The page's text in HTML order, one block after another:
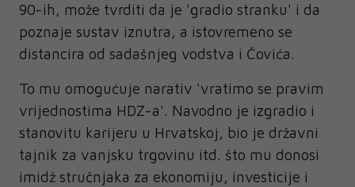
90-ih, može tvrditi da je 'gradio stranku' i da
poznaje sustav iznutra, a istovremeno se
distancira od sadašnjeg vodstva i Čovića.
To mu omogućuje narativ 'vratimo se pravim
vrijednostima HDZ-a'. Navodno je izgradio i
stanovitu karijeru u Hrvatskoj, bio je državni
tajnik za vanjsku trgovinu itd. što mu donosi
imidž stručnjaka za ekonomiju, investicije i